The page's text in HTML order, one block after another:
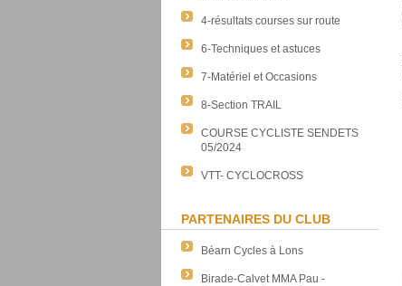
4-résultats courses sur route
6-Techniques et astuces
7-Matériel et Occasions
8-Section TRAIL
COURSE CYCLISTE SENDETS
05/2024
VTT- CYCLOCROSS
PARTENAIRES DU CLUB
Béarn Cycles à Lons
Birade-Calvet MMA Pau -